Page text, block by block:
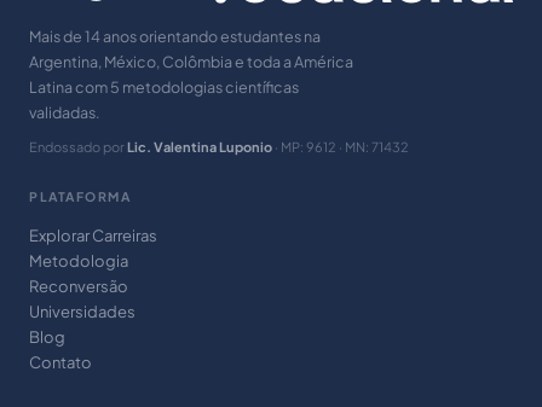
Mais de 14 anos orientando estudantes na
Argentina, México, Colômbia e toda a América
Latina com 5 metodologias científicas
validadas.
Endossado por Lic. Valentina Luponio · MP: 9612 · MN: 71432
PLATAFORMA
Explorar Carreiras
Metodologia
Reconversão
Universidades
Blog
Contato